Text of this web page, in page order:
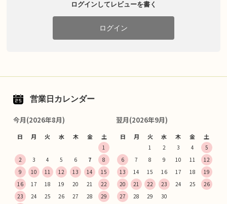
ログインしてレビューを書く
ログイン
営業日カレンダー
今月(2026年8月)
日 月 火 水 木 金 土
1
2
3 4 5 6 7
8
9
10 11 12 13 14
15
16
17 18 19 20 21
22
23
24 25 26 27 28
29
翌月(2026年9月)
日 月 火 水 木 金 土
1 2 3 4
5
6
7 8 9 10 11
12
13
14 15 16 17 18
19
20
21 22 23 24 25
26
27
28 29 30